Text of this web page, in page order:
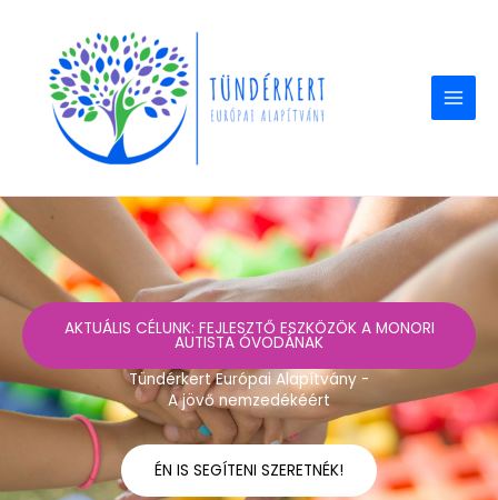
content
AKTUÁLIS CÉLUNK: FEJLESZTŐ ESZKÖZÖK A MONORI
AUTISTA ÓVODÁNAK
Tündérkert Európai Alapítvány -
A jövő nemzedékéért
ÉN IS SEGÍTENI SZERETNÉK!